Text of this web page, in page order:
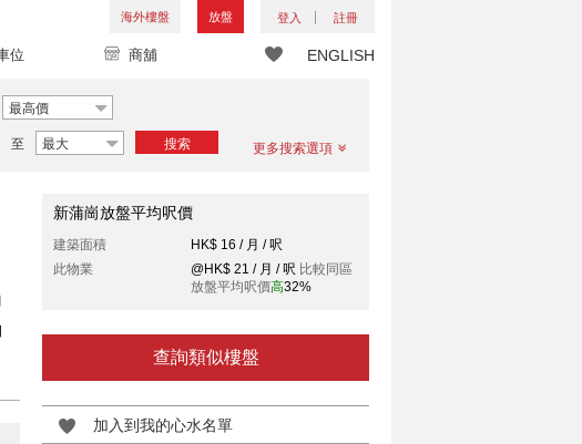
海外樓盤 放盤 登入 註冊
ENGLISH
位 商舖
最高價
至 最大 搜索 更多搜索選項
新蒲崗放盤平均呎價
建築面積
HK$ 16 / 月 / 呎
此物業
@HK$ 21 / 月 / 呎 比較同區
放盤平均呎價高32%
查詢類似樓盤
加入到我的心水名單